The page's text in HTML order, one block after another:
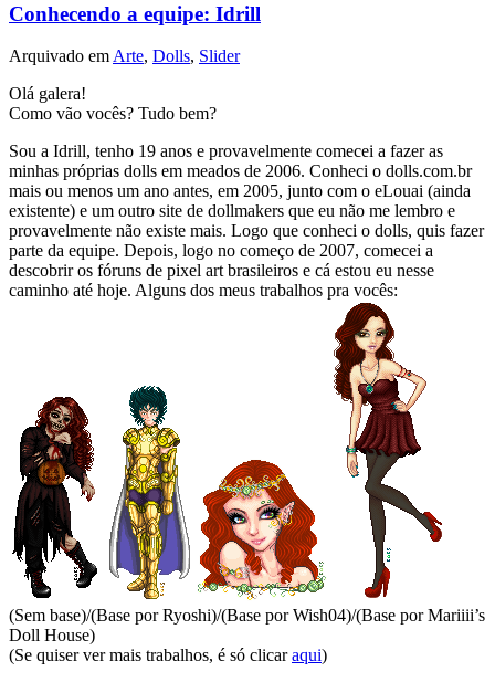
Conhecendo a equipe: Idrill
Arquivado em Arte, Dolls, Slider
Olá galera!
Como vão vocês? Tudo bem?
Sou a Idrill, tenho 19 anos e provavelmente comecei a fazer as
minhas próprias dolls em meados de 2006. Conheci o dolls.com.br
mais ou menos um ano antes, em 2005, junto com o eLouai (ainda
existente) e um outro site de dollmakers que eu não me lembro e
provavelmente não existe mais. Logo que conheci o dolls, quis fazer
parte da equipe. Depois, logo no começo de 2007, comecei a
descobrir os fóruns de pixel art brasileiros e cá estou eu nesse
caminho até hoje. Alguns dos meus trabalhos pra vocês:
(Sem base)/(Base por Ryoshi)/(Base por Wish04)/(Base por Mariiii’s
Doll House)
(Se quiser ver mais trabalhos, é só clicaraqui)